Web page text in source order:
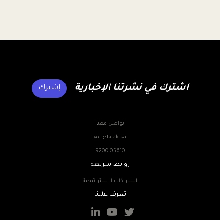
اشترك في نشرتنا الإخبارية إشترك
تواصل معنا
you@falak.sa
9200 05610
روابط سريعة
الشراكات الاستراتيجية
تعرف علينا